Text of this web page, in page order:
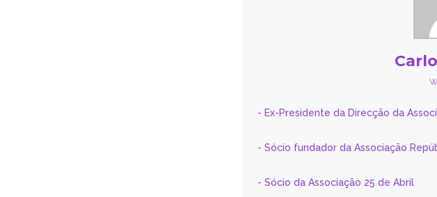
- Ex-Presidente da Direcção da
- Sócio fundador da Associação
- Sócio da Associação 25 de Abril